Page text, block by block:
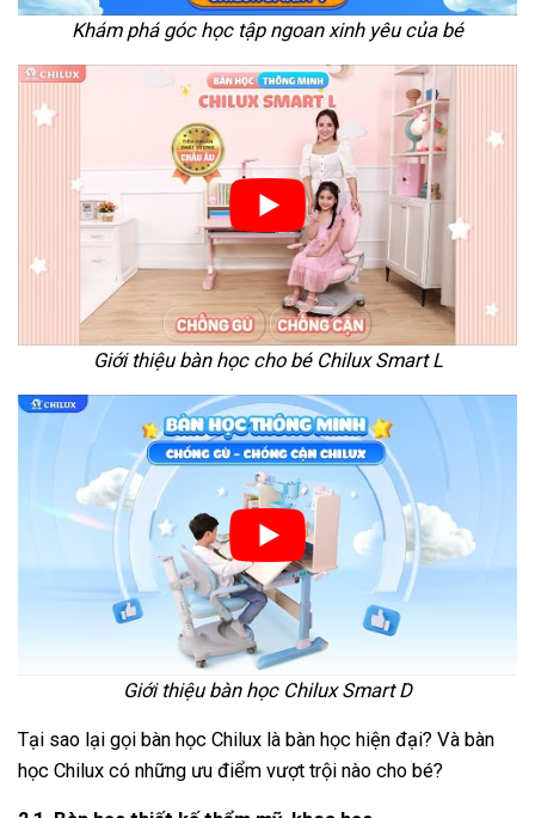
Khám phá góc học tập ngoan xinh yêu của bé
Giới thiệu bàn học cho bé Chilux Smart L
Giới thiệu bàn học Chilux Smart D
Tại sao lại gọi bàn học Chilux là bàn học hiện đại? Và bàn
học Chilux có những ưu điểm vượt trội nào cho bé?